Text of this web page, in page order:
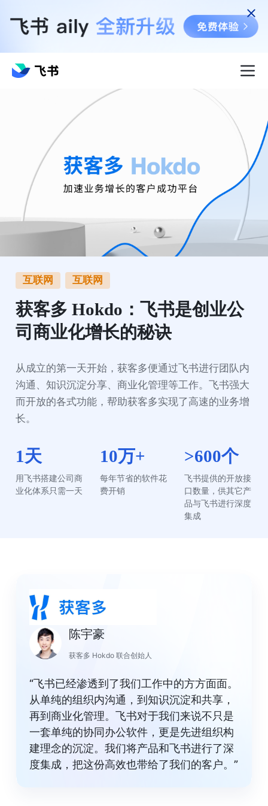
互联网 互联网
获客多 Hokdo：飞书是创业公
司商业化增长的秘诀
从成立的第一天开始，获客多便通过飞书进行团队内
沟通、知识沉淀分享、商业化管理等工作。飞书强大
而开放的各式功能，帮助获客多实现了高速的业务增
长。
1天
用飞书搭建公司商
业化体系只需一天
10万+
每年节省的软件花
费开销
>600个
飞书提供的开放接
口数量，供其它产
品与飞书进行深度
集成
陈宇豪
获客多 Hokdo 联合创始人
“飞书已经渗透到了我们工作中的方方面面。
从单纯的组织内沟通，到知识沉淀和共享，
再到商业化管理。飞书对于我们来说不只是
一套单纯的协同办公软件，更是先进组织构
建理念的沉淀。我们将产品和飞书进行了深
度集成，把这份高效也带给了我们的客户。”